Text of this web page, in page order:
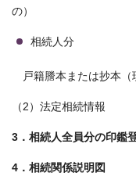
の）
相続人分
戸籍謄本または抄本（
（2）法定相続情報
3．相続人全員分の印鑑
4．相続関係説明図